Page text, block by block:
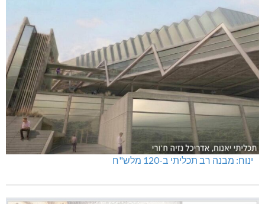
ינוח: מבנה רב תכליתי ב-120 מלש"ח